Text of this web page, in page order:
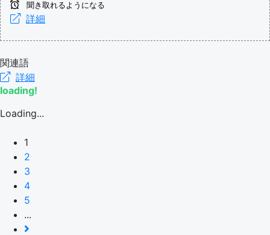
聞き取れるようになる
詳細
関連語
詳細
loading!
Loading...
1
2
3
4
5
...